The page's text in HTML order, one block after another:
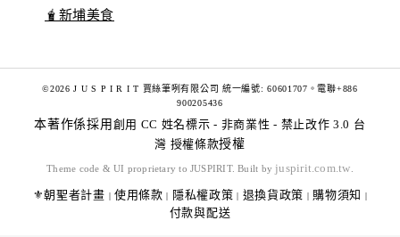
🧋新埔美食
©2026 J U S P I R I T 賈絲筆咧有限公司 統一編號: 60601707。電聯+886
900205436
本著作係採用 創用 CC 姓名標示 - 非商業性 - 禁止改作 3.0 台
灣 授權條款授權
Theme code & UI proprietary to JUSPIRIT. Built by juspirit.com.tw
⚜️朝聖者計畫 | 使用條款 | 隱私權政策 | 退換貨政策 | 購物須知 |
付款與配送